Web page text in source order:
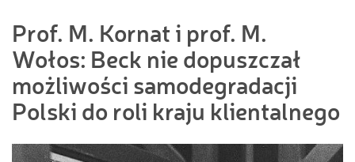
Prof. M. Kornat i prof. M.
Wołos: Beck nie dopuszczał
możliwości samodegradacji
Polski do roli kraju klientalnego